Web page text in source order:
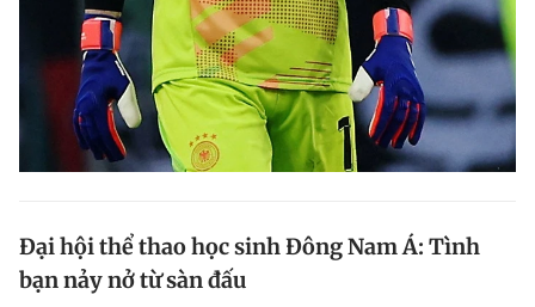
Đại hội thể thao học sinh Đông Nam Á: Tình
bạn nảy nở từ sàn đấu